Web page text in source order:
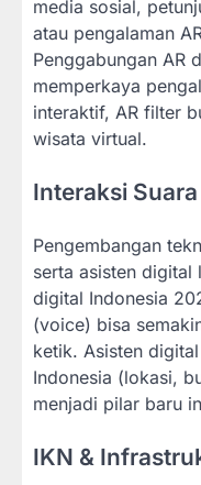
media sosial,
atau pengalaman
Penggabungan AR
memperkaya
interaktif, AR filter
wisata virtual.
Interaksi
Pengembangan
serta asisten
digital Indonesia
(voice) bisa
ketik. Asisten
Indonesia (lokasi,
menjadi pilar baru
IKN &